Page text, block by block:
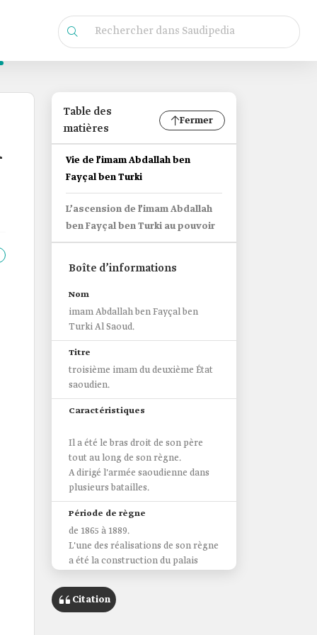
Table des
matières
Fermer
Vie de l’imam Abdallah ben
Fayçal ben Turki
L’ascension de l’imam Abdallah
ben Fayçal ben Turki au pouvoir
Boîte d’informations
Nom
imam Abdallah ben Fayçal ben
Turki Al Saoud.
Titre
troisième imam du deuxième État
saoudien.
Caractéristiques
Il a été le bras droit de son père
tout au long de son règne.
A dirigé l'armée saoudienne dans
plusieurs batailles.
Période de règne
de 1865 à 1889.
L'une des réalisations de son règne
a été la construction du palais
Citation